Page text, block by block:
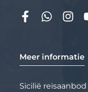
Meer informatie
Sicilië reisaanbod